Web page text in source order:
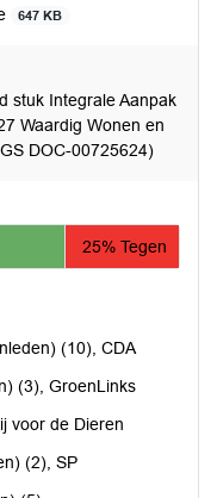
647 KB
stuk Integrale Aanpak
Waardig Wonen en
DOC-00725624)
25% Tegen
(10), CDA
(3), GroenLinks
voor de Dieren
(2), SP